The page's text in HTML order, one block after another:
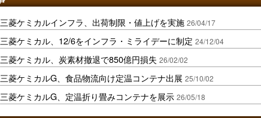
三菱ケミカルインフラ、出荷制限・値上げを実施 26/04/17
三菱ケミカル、12/6をインフラ・ミライデーに制定 24/12/04
三菱ケミカル、炭素材撤退で850億円損失 26/02/02
三菱ケミカルG、食品物流向け定温コンテナ出展 25/10/02
三菱ケミカルG、定温折り畳みコンテナを展示 26/05/18